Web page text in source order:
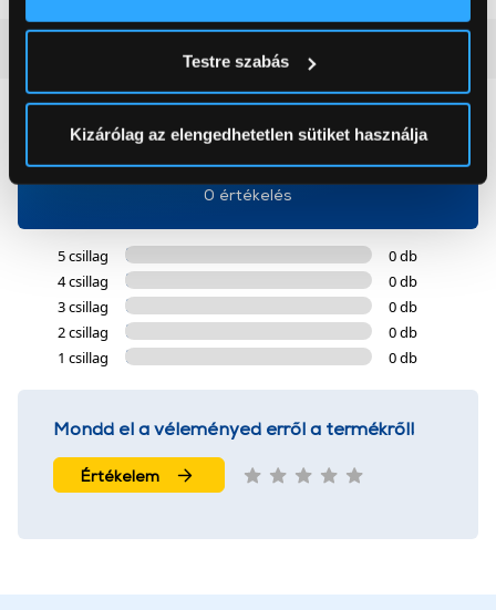
módjairól és adja meg preferenciáit aRészletek
pontban. Bármikor módosíthatja vagy visszavonhatja a
Sütinyilatkozathoz való hozzájárulását.
okat használ, melyeket az Ön gépén tárol a rendszer. A
cookie-k személyazonosítására nem alkalmasak,
szolgáltatásaink biztosításához szükségesek. Az oldal
használatával Ön elfogadja a cookie-k használatát.
További információk:
Adatvédelem
Testre szabás
Kizárólag az elengedhetetlen sütiket használja
0
0 értékelés
5 csillag
0 db
4 csillag
0 db
3 csillag
0 db
2 csillag
0 db
1 csillag
0 db
Mondd el a véleményed erről a termékről!
Értékelem